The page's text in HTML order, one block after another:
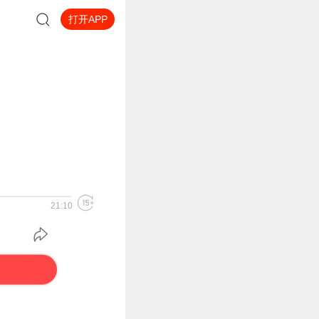
打开APP
21:10